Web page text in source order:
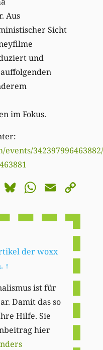
Aus
Sicht
und
im Fokus.
Facebook
BlueskyEmail
der woxx
↑
ist für
Damit das so
Hilfe. Sie
hier